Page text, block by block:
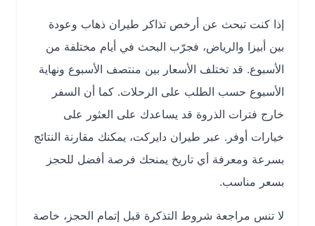
إذا كنت تبحث عن أرخص تذاكر طيران ذهاب وعودة
بين أبيزا والرياض، فجرّب البحث في أيام مختلفة من
الأسبوع. قد تختلف الأسعار بين منتصف الأسبوع ونهاية
الأسبوع حسب الطلب على الرحلات. كما أن السفر
خارج فترات الذروة قد يساعدك على العثور على
خيارات أوفر. عبر طيران دايركت، يمكنك مقارنة النتائج
بسرعة ومعرفة أي تاريخ يمنحك فرصة أفضل للحجز
بسعر مناسب.
لا تنس مراجعة شروط التذكرة قبل إتمام الحجز، خاصة